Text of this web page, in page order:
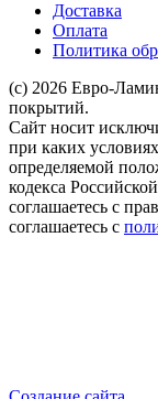
Доставка
Оплата
Политика
(c) 2026 Евро-
покрытий.
Сайт носит
при каких
определяемой
кодекса
соглашаетесь с
соглашаетесь с